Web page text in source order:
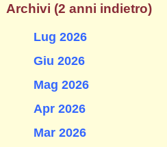
Archivi (2 anni indietro)
Lug 2026
Giu 2026
Mag 2026
Apr 2026
Mar 2026